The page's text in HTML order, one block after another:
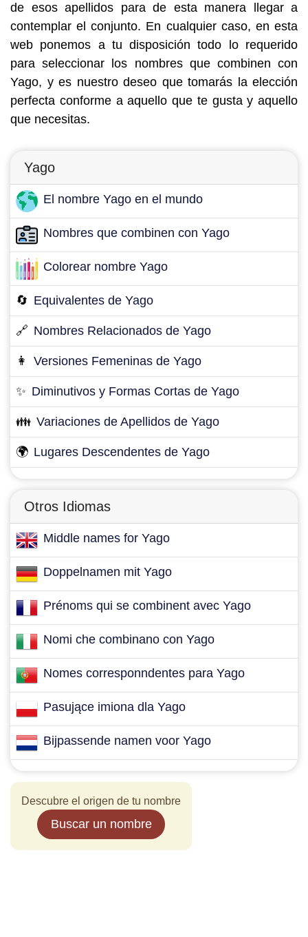
de esos apellidos para de esta manera llegar a
contemplar el conjunto. En cualquier caso, en esta
web ponemos a tu disposición todo lo requerido
para seleccionar los nombres que combinen con
Yago, y es nuestro deseo que tomarás la elección
perfecta conforme a aquello que te gusta y aquello
que necesitas.
Yago
El nombre Yago en el mundo
Nombres que combinen con Yago
Colorear nombre Yago
🔄 Equivalentes de Yago
🔗 Nombres Relacionados de Yago
👩 Versiones Femeninas de Yago
✨ Diminutivos y Formas Cortas de Yago
👪 Variaciones de Apellidos de Yago
🌍 Lugares Descendentes de Yago
Otros Idiomas
Middle names for Yago
Doppelnamen mit Yago
Prénoms qui se combinent avec Yago
Nomi che combinano con Yago
Nomes corresponndentes para Yago
Pasujące imiona dla Yago
Bijpassende namen voor Yago
Descubre el origen de tu nombre
Buscar un nombre